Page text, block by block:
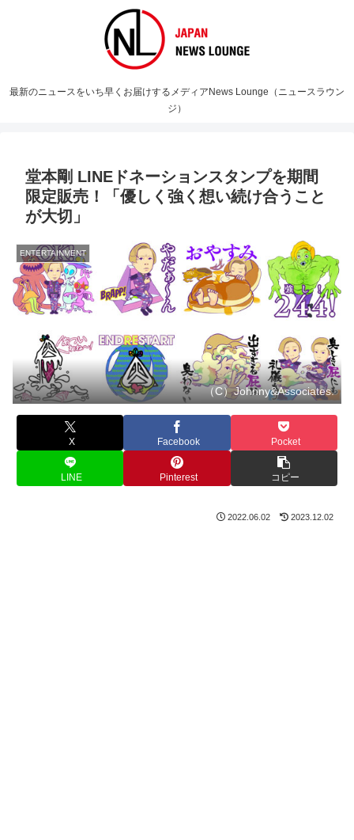
最新のニュースをいち早くお届けするメディアNews Lounge（ニュースラウン
ジ）
堂本剛 LINEドネーションスタンプを期間
限定販売！「優しく強く想い続け合うこと
が大切」
ENTERTAINMENT
（C）Johnny&Associates.
X Facebook Pocket
LINE Pinterest コピー
2022.06.02 2023.12.02